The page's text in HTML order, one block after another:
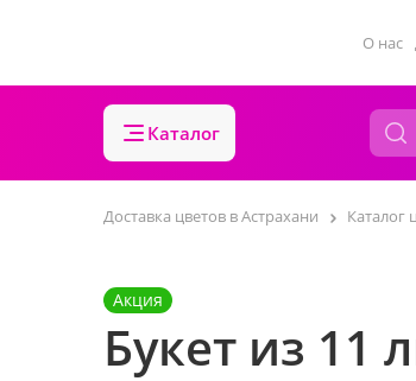
О нас
Каталог
Доставка цветов в Астрахани Каталог
Акция
Букет из 11